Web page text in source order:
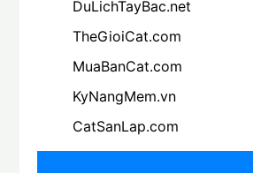
DuLichTayBac.net
TheGioiCat.com
MuaBanCat.com
KyNangMem.vn
CatSanLap.com